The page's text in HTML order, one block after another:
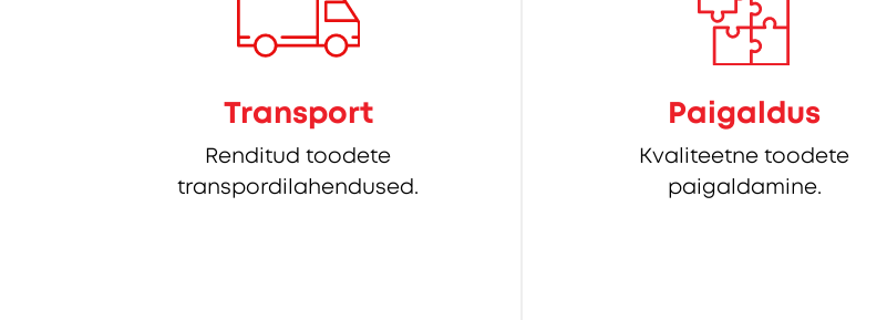
Transport
Renditud toodete
transpordilahendused.
Paigaldus
Kvaliteetne toodete
paigaldamine.